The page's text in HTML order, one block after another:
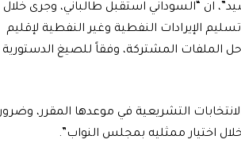
ان “السوداني استقبل طالباني، وجرى خلال
الإيرادات النفطية وغير النفطية لإقليم
الملفات المشتركة، وفقاً للصيغ الدستورية
التشريعية في موعدها المقرر،
اختيار ممثليه بمجلس النواب”.